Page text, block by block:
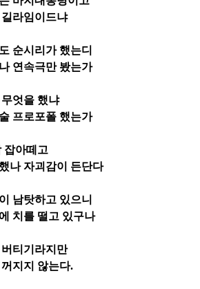
라임이드냐
순시리가 했는디
연속극만 봤는가
엇을 했냐
프로포폴 했는가
아떼고
나 자괴감이 든단다
남탓하고 있으니
치를 떨고 있구나
티기라지만
지지 않는다.